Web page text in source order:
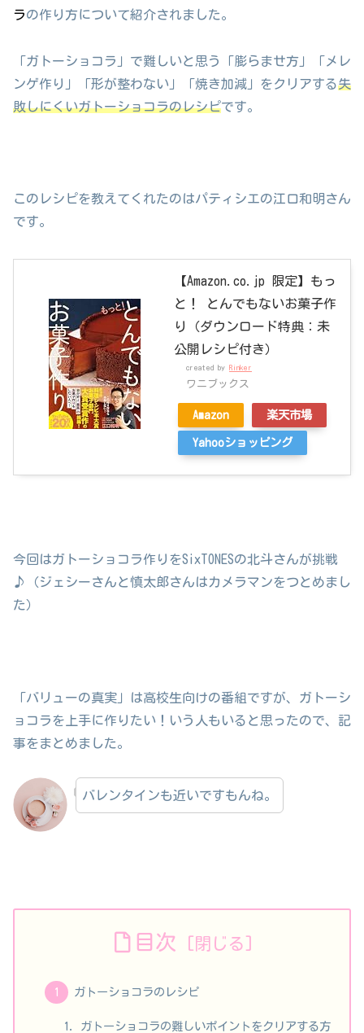
ラの作り方について紹介されました。
「ガトーショコラ」で難しいと思う「膨らませ方」「メレ
ンゲ作り」「形が整わない」「焼き加減」をクリアする失
敗しにくいガトーショコラのレシピです。
このレシピを教えてくれたのはパティシエの江口和明さん
です。
【Amazon.co.jp 限定】もっ
と！ とんでもないお菓子作
り（ダウンロード特典：未
公開レシピ付き）
created by Rinker
ワニブックス
Amazon 楽天市場
Yahooショッピング
今回はガトーショコラ作りをSixTONESの北斗さんが挑戦
♪（ジェシーさんと慎太郎さんはカメラマンをつとめまし
た）
「バリューの真実」は高校生向けの番組ですが、ガトーシ
ョコラを上手に作りたい！いう人もいると思ったので、記
事をまとめました。
バレンタインも近いですもんね。
目次
ガトーショコラのレシピ
ガトーショコラの難しいポイントをクリアする方